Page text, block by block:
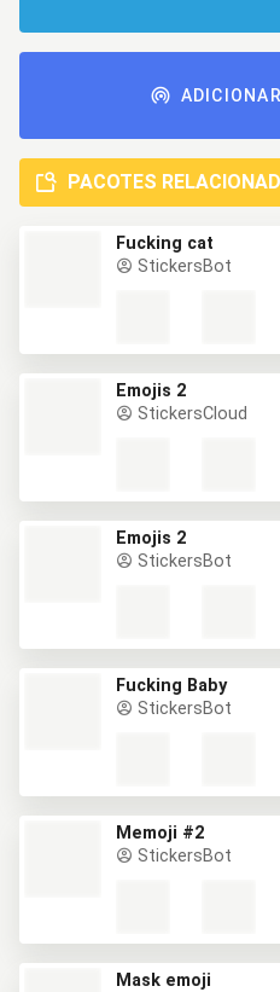
PACOTES
Fucking cat
StickersBot
Emojis 2
StickersCloud
Emojis 2
StickersBot
Fucking Baby
StickersBot
Memoji #2
StickersBot
Mask emoji